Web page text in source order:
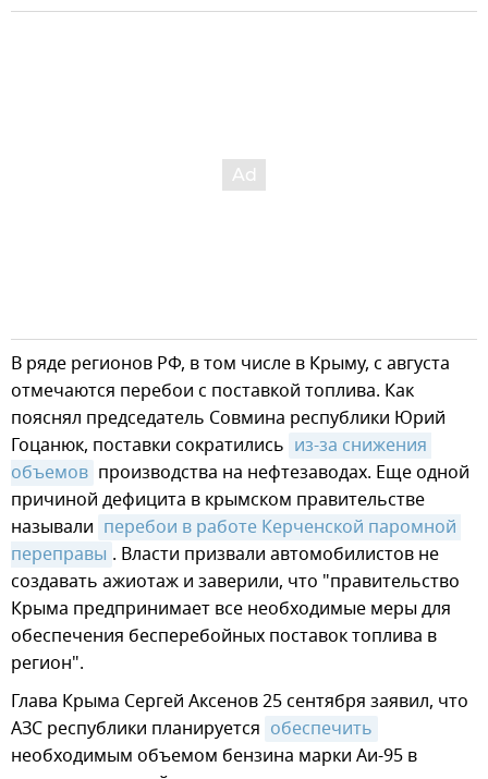
В ряде регионов РФ, в том числе в Крыму, с августа
отмечаются перебои с поставкой топлива. Как
пояснял председатель Совмина республики Юрий
Гоцанюк, поставки сократились из-за снижения
объемов производства на нефтезаводах. Еще одной
причиной дефицита в крымском правительстве
называли перебои в работе Керченской паромной
переправы . Власти призвали автомобилистов не
создавать ажиотаж и заверили, что "правительство
Крыма предпринимает все необходимые меры для
обеспечения бесперебойных поставок топлива в
регион".
Глава Крыма Сергей Аксенов 25 сентября заявил, что
АЗС республики планируется обеспечить
необходимым объемом бензина марки Аи-95 в